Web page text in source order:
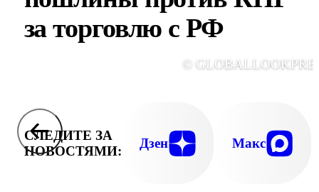
за торговлю с РФ
©
СЛЕДИТЕ ЗА
НОВОСТЯМИ:
Дзен Макс